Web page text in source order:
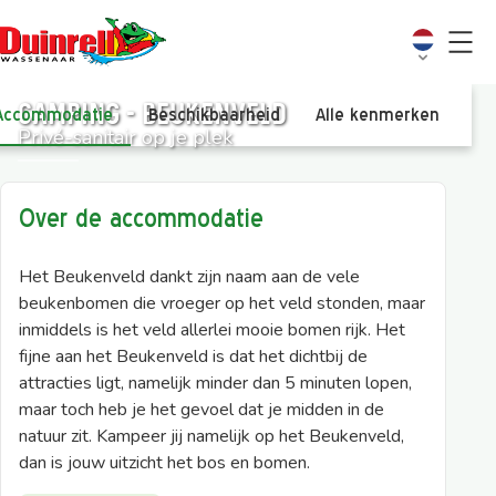
Camping - Beukenveld
Privé-sanitair op je plek
Beschikbaarheid Alle kenmerken
Over de accommodatie
Het Beukenveld dankt zijn naam aan de vele
beukenbomen die vroeger op het veld stonden, maar
inmiddels is het veld allerlei mooie bomen rijk. Het
fijne aan het Beukenveld is dat het dichtbij de
attracties ligt, namelijk minder dan 5 minuten lopen,
maar toch heb je het gevoel dat je midden in de
natuur zit. Kampeer jij namelijk op het Beukenveld,
dan is jouw uitzicht het bos en bomen.